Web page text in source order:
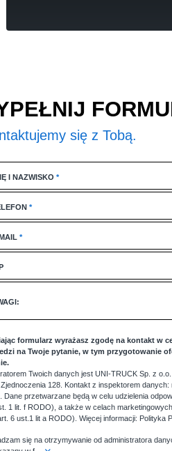
się z Tobą.
I NAZWISKO *
*
*
formularz wyrażasz zgodę na kontakt w
na Twoje pytanie, w tym przygotowanie
Twoich danych jest UNI-TRUCK Sp. z
Zjednoczenia 128. Kontakt z inspektorem
Dane przetwarzane będą w celu udzielenia
1 lit. f RODO), a także w celach
6 ust.1 lit a RODO). Więcej informacji: Polityka
się na otrzymywanie od administratora